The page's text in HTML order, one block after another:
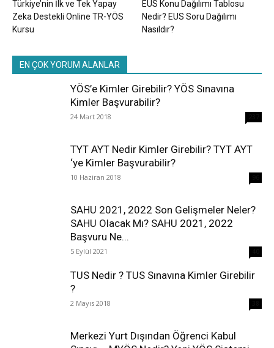
Türkiye’nin İlk ve Tek Yapay
Zeka Destekli Online TR-YÖS
Kursu
EUS Konu Dağılımı Tablosu
Nedir? EUS Soru Dağılımı
Nasıldır?
EN ÇOK YORUM ALANLAR
YÖS’e Kimler Girebilir? YÖS Sınavına
Kimler Başvurabilir?
24 Mart 2018
TYT AYT Nedir Kimler Girebilir? TYT AYT
‘ye Kimler Başvurabilir?
10 Haziran 2018
SAHU 2021, 2022 Son Gelişmeler Neler?
SAHU Olacak Mı? SAHU 2021, 2022
Başvuru Ne...
5 Eylül 2021
TUS Nedir ? TUS Sınavına Kimler Girebilir
?
2 Mayıs 2018
Merkezi Yurt Dışından Öğrenci Kabul